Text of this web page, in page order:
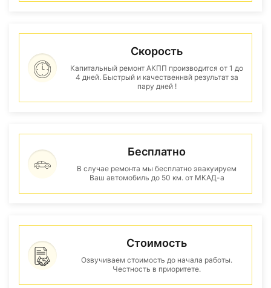
Скорость
Капитальный ремонт АКПП производится от 1 до
4 дней. Быстрый и качественнвй результат за
пару дней !
Бесплатно
В случае ремонта мы бесплатно эвакуируем
Ваш автомобиль до 50 км. от МКАД-а
Стоимость
Озвучиваем стоимость до начала работы.
Честность в приоритете.